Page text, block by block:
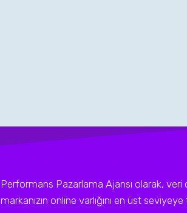
Performans Pazarlama Ajansı olarak, veri
markanızın online varlığını en üst